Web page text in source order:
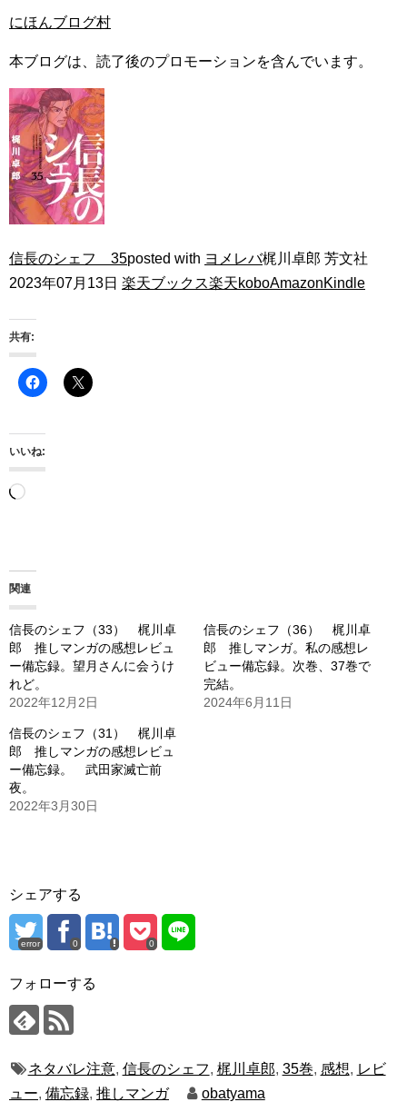
にほんブログ村
本ブログは、読了後のプロモーションを含んでいます。
信長のシェフ 35posted with ヨメレバ梶川卓郎 芳文社
2023年07月13日 楽天ブックス楽天koboAmazonKindle
共有:
いいね:
読
み
中…
関連
信長のシェフ（33） 梶川卓
郎 推しマンガの感想レビュ
ー備忘録。望月さんに会うけ
れど。
2022年12月2日
信長のシェフ（36） 梶川卓
郎 推しマンガ。私の感想レ
ビュー備忘録。次巻、37巻で
完結。
2024年6月11日
信長のシェフ（31） 梶川卓
郎 推しマンガの感想レビュ
ー備忘録。 武田家滅亡前
夜。
2022年3月30日
シェアする
error 0 0
フォローする
ネタバレ注意, 信長のシェフ, 梶川卓郎, 35巻, 感想, レビ
ュー, 備忘録, 推しマンガ obatyama